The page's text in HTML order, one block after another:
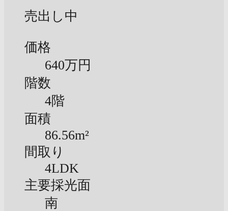
売出し中
価格
640万円
階数
4階
面積
86.56m²
間取り
4LDK
主要採光面
南